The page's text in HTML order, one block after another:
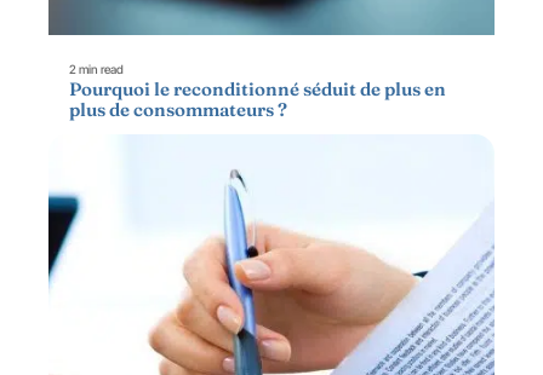
2 min read
Pourquoi le reconditionné séduit de plus en
plus de consommateurs ?